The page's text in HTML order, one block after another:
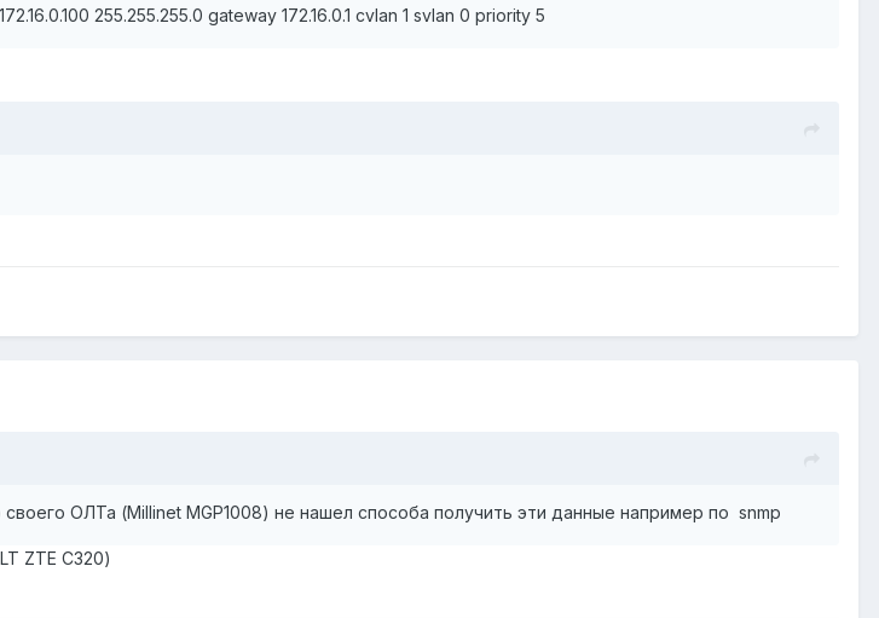
255.255.255.0 gateway 172.16.0.1 cvlan 1 svlan 0 priority 5
ОЛТа (Millinet MGP1008) не нашел способа получить эти данные например по snmp
ZTE C320)